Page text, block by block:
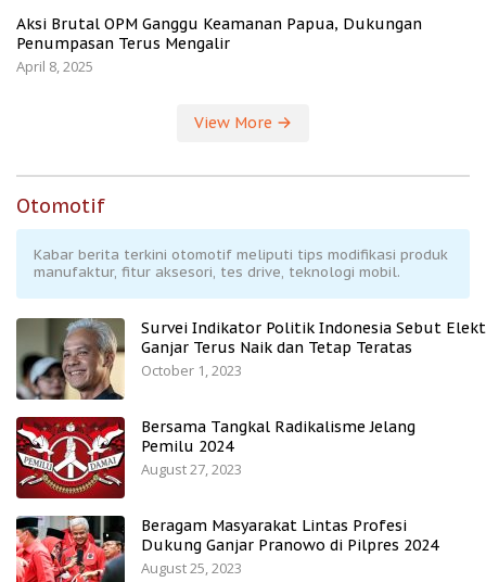
Aksi Brutal OPM Ganggu Keamanan Papua, Dukungan
Penumpasan Terus Mengalir
April 8, 2025
View More
Otomotif
Kabar berita terkini otomotif meliputi tips modifikasi produk
manufaktur, fitur aksesori, tes drive, teknologi mobil.
Survei Indikator Politik Indonesia Sebut
Ganjar Terus Naik dan Tetap Teratas
October 1, 2023
Bersama Tangkal Radikalisme Jelang
Pemilu 2024
August 27, 2023
Beragam Masyarakat Lintas Profesi
Dukung Ganjar Pranowo di Pilpres 2024
August 25, 2023